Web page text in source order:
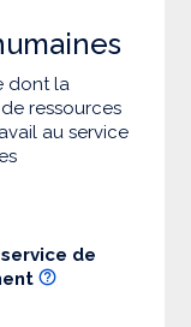
dont la
ressources
au service
de